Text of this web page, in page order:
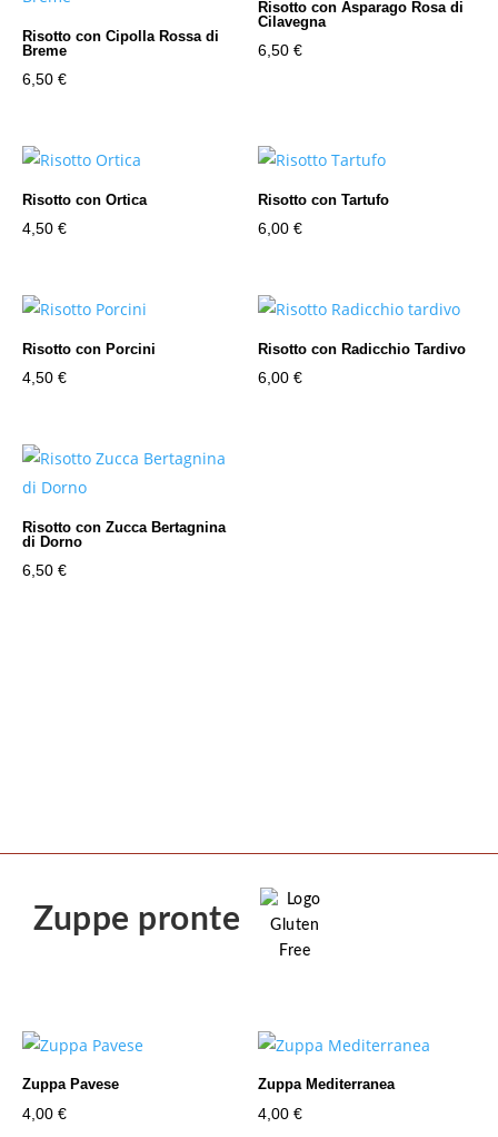
Risotto con Cipolla Rossa di
Breme
6,50 €
Risotto con Asparago Rosa di
Cilavegna
6,50€
Risotto con Ortica
4,50 €
Risotto con Tartufo
6,00€
Risotto con Porcini
4,50 €
Risotto con Radicchio Tardivo
6,00€
Risotto con Zucca Bertagnina
di Dorno
6,50 €
Zuppe pronte
Zuppa Pavese
4,00 €
Zuppa Mediterranea
4,00€